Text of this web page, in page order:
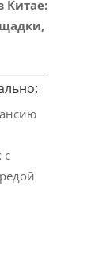
Китае:
с